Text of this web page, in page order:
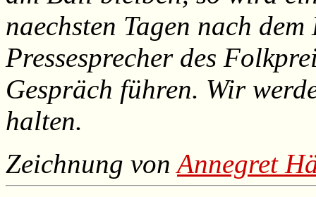
naechsten Tagen nach
Pressesprecher des
Gespräch führen. Wir
halten.
Zeichnung vonAnnegret